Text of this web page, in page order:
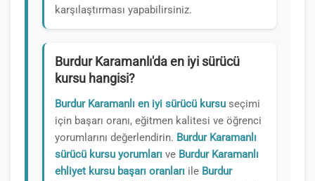
karşılaştırması yapabilirsiniz.
Burdur Karamanlı'da en iyi sürücü
kursu hangisi?
Burdur Karamanlı en iyi sürücü kursu seçimi
için başarı oranı, eğitmen kalitesi ve öğrenci
yorumlarını değerlendirin. Burdur Karamanlı
sürücü kursu yorumları ve Burdur Karamanlı
ehliyet kursu başarı oranları ile Burdur